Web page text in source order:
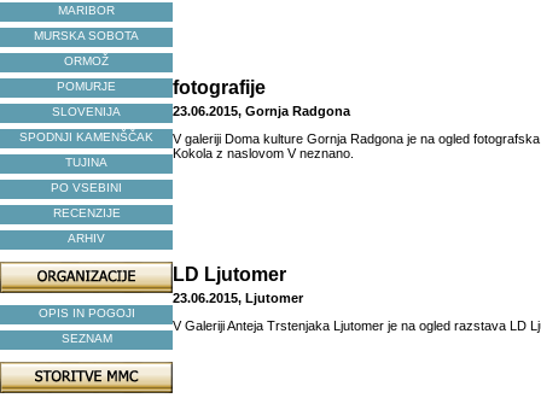
MARIBOR
MURSKA SOBOTA
ORMOŽ
POMURJE
SLOVENIJA
SPODNJI KAMENŠČAK
TUJINA
PO VSEBINI
RECENZIJE
ARHIV
OPIS IN POGOJI
SEZNAM
fotografije
23.06.2015, Gornja Radgona
V galeriji Doma kulture Gornja Radgona je na ogled
Kokola z naslovom V neznano.
LD Ljutomer
23.06.2015, Ljutomer
V Galeriji Anteja Trstenjaka Ljutomer je na ogled razstava LD